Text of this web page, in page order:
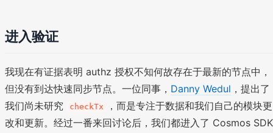
进入验证
我现在有证据表明 authz 授权不知何故存在于最新的节点中，
但没有到达快速同步节点。一位同事， Danny Wedul ，提出了
我们尚未研究
checkTx
，而是专注于数据和我们自己的模块更
改和更新。经过一番来回讨论后，我们都进入了 Cosmos SDK